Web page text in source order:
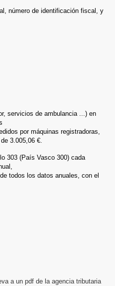
número de identificación fiscal, y
servicios de ambulancia ...) en
por máquinas registradoras,
3.005,06 €.
303 (País Vasco 300) cada
todos los datos anuales, con el
a un pdf de la agencia tributaria